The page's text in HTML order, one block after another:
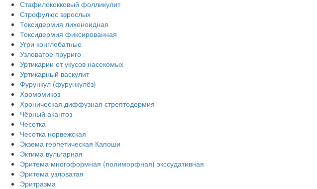
Стафилококковый фолликулит
Строфулюс взрослых
Токсидермия лихеноидная
Токсидермия фиксированная
Угри конглобатные
Узловатое пруриго
Уртикарии от укусов насекомых
Уртикарный васкулит
Фурункул (фурункулёз)
Хромомикоз
Хроническая диффузная стрептодермия
Чёрный акантоз
Чесотка
Чесотка норвежская
Экзема герпетическая Капоши
Эктима вульгарная
Эритема многоформная (полиморфная) экссудативная
Эритема узловатая
Эритразма